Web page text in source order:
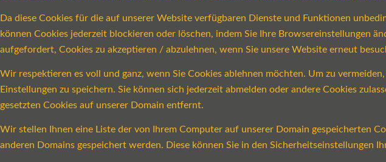
Da diese Cookies für die auf unserer Website verfügbaren Dienste und Funktionen
können Cookies jederzeit blockieren oder löschen, indem Sie Ihre Browsereinstellungen
aufgefordert, Cookies zu akzeptieren / abzulehnen, wenn Sie unsere Website erneut
Wir respektieren es voll und ganz, wenn Sie Cookies ablehnen möchten. Um zu
Einstellungen zu speichern. Sie können sich jederzeit abmelden oder andere Cookies
gesetzten Cookies auf unserer Domain entfernt.
Wir stellen Ihnen eine Liste der von Ihrem Computer auf unserer Domain gespeicherten
anderen Domains gespeichert werden. Diese können Sie in den Sicherheitseinstellungen